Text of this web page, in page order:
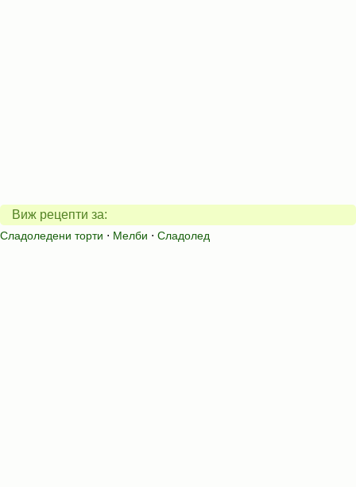
Виж рецепти за:
Сладоледени торти ⋅ Мелби ⋅ Сладолед